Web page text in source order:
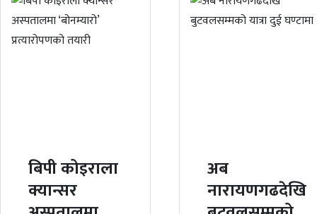
बिपी कोइराला
क्यान्सर
अब
नारायणगढदेखि